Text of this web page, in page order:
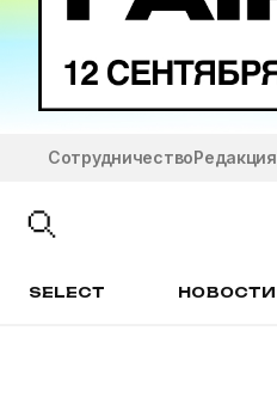
СотрудничествоРедакция
SELECT НОВОСТИ